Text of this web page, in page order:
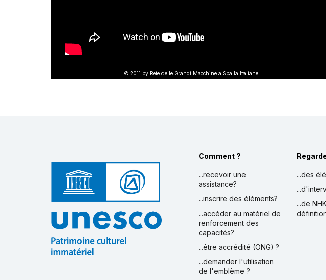
© 2011 by Rete delle Grandi Macchine a Spalla Italiane
Comment ?
...recevoir une
assistance?
...inscrire des éléments?
...accéder au matériel de
renforcement des
capacités?
...être accrédité (ONG) ?
...demander l'utilisation
de l'emblème ?
...des
...de